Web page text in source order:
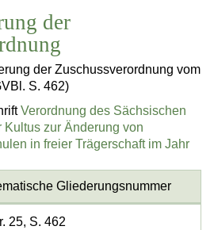
der
der Zuschussverordnung vom
S. 462)
Verordnung des Sächsischen
Kultus zur Änderung von
in freier Trägerschaft im Jahr
Gliederungsnummer
25, S. 462